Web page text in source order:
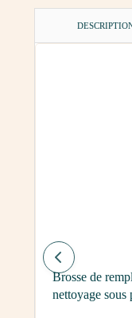
Brosse de
nettoyage sous